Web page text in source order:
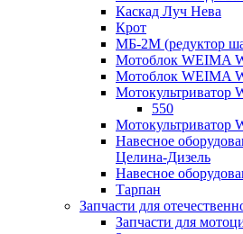
Каскад Луч Нева
Крот
МБ-2М (редуктор
Мотоблок WEIMA
Мотоблок WEIMA
Мотокультриватор
550
Мотокультриватор
Навесное
Целина-Дизель
Навесное
Тарпан
Запчасти для
Запчасти для